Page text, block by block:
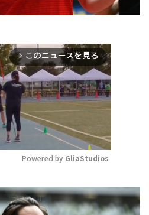
arrow_forward_ios このニュースを見る
Powered by GliaStudios